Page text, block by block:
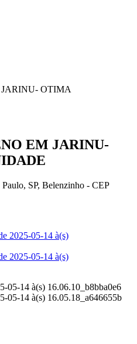
EM JARINU-
SP, Belenzinho - CEP